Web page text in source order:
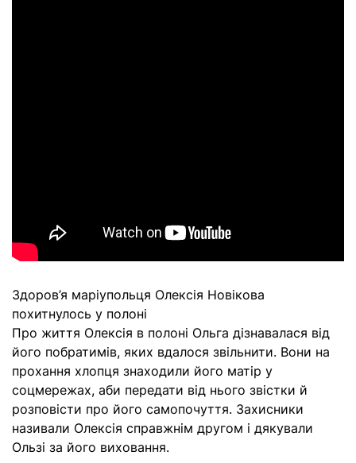
Здоров’я маріупольця Олексія Новікова
похитнулось у полоні
Про життя Олексія в полоні Ольга дізнавалася від
його побратимів, яких вдалося звільнити. Вони на
прохання хлопця знаходили його матір у
соцмережах, аби передати від нього звістки й
розповісти про його самопочуття. Захисники
називали Олексія справжнім другом і дякували
Ользі за його виховання.